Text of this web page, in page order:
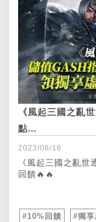
《風起三國之亂
點...
2023/08/16
《風起三國之亂
回饋🔥🔥
#10%回饋 #獨